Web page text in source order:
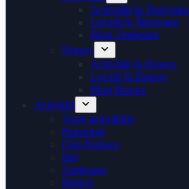
Activități în Timișoara
Locații în Timișoara
Blog Timișoara
Brașov
Activități în Brașov
Locații în Brașov
Blog Brașov
Activități
Toate activitățile
București
Cluj-Napoca
Iași
Timișoara
Brașov